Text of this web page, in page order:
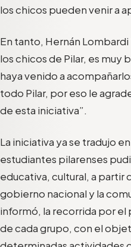
los chicos pueden venir a
En tanto, Hernán
los chicos de Pilar, es muy
haya venido a
todo Pilar, por eso le
de esta iniciativa”.
La iniciativa ya se tradujo
estudiantes pilarenses
educativa, cultural, a partir
gobierno nacional y la
informó, la recorrida por
de cada grupo, con el